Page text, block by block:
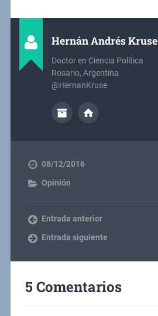
Hernán Andrés Kruse
Doctor en Ciencia Política
Rosario, Argentina
@HernanKruse
08/12/2016
Opinión
Entrada anterior
Entrada siguiente
5 Comentarios